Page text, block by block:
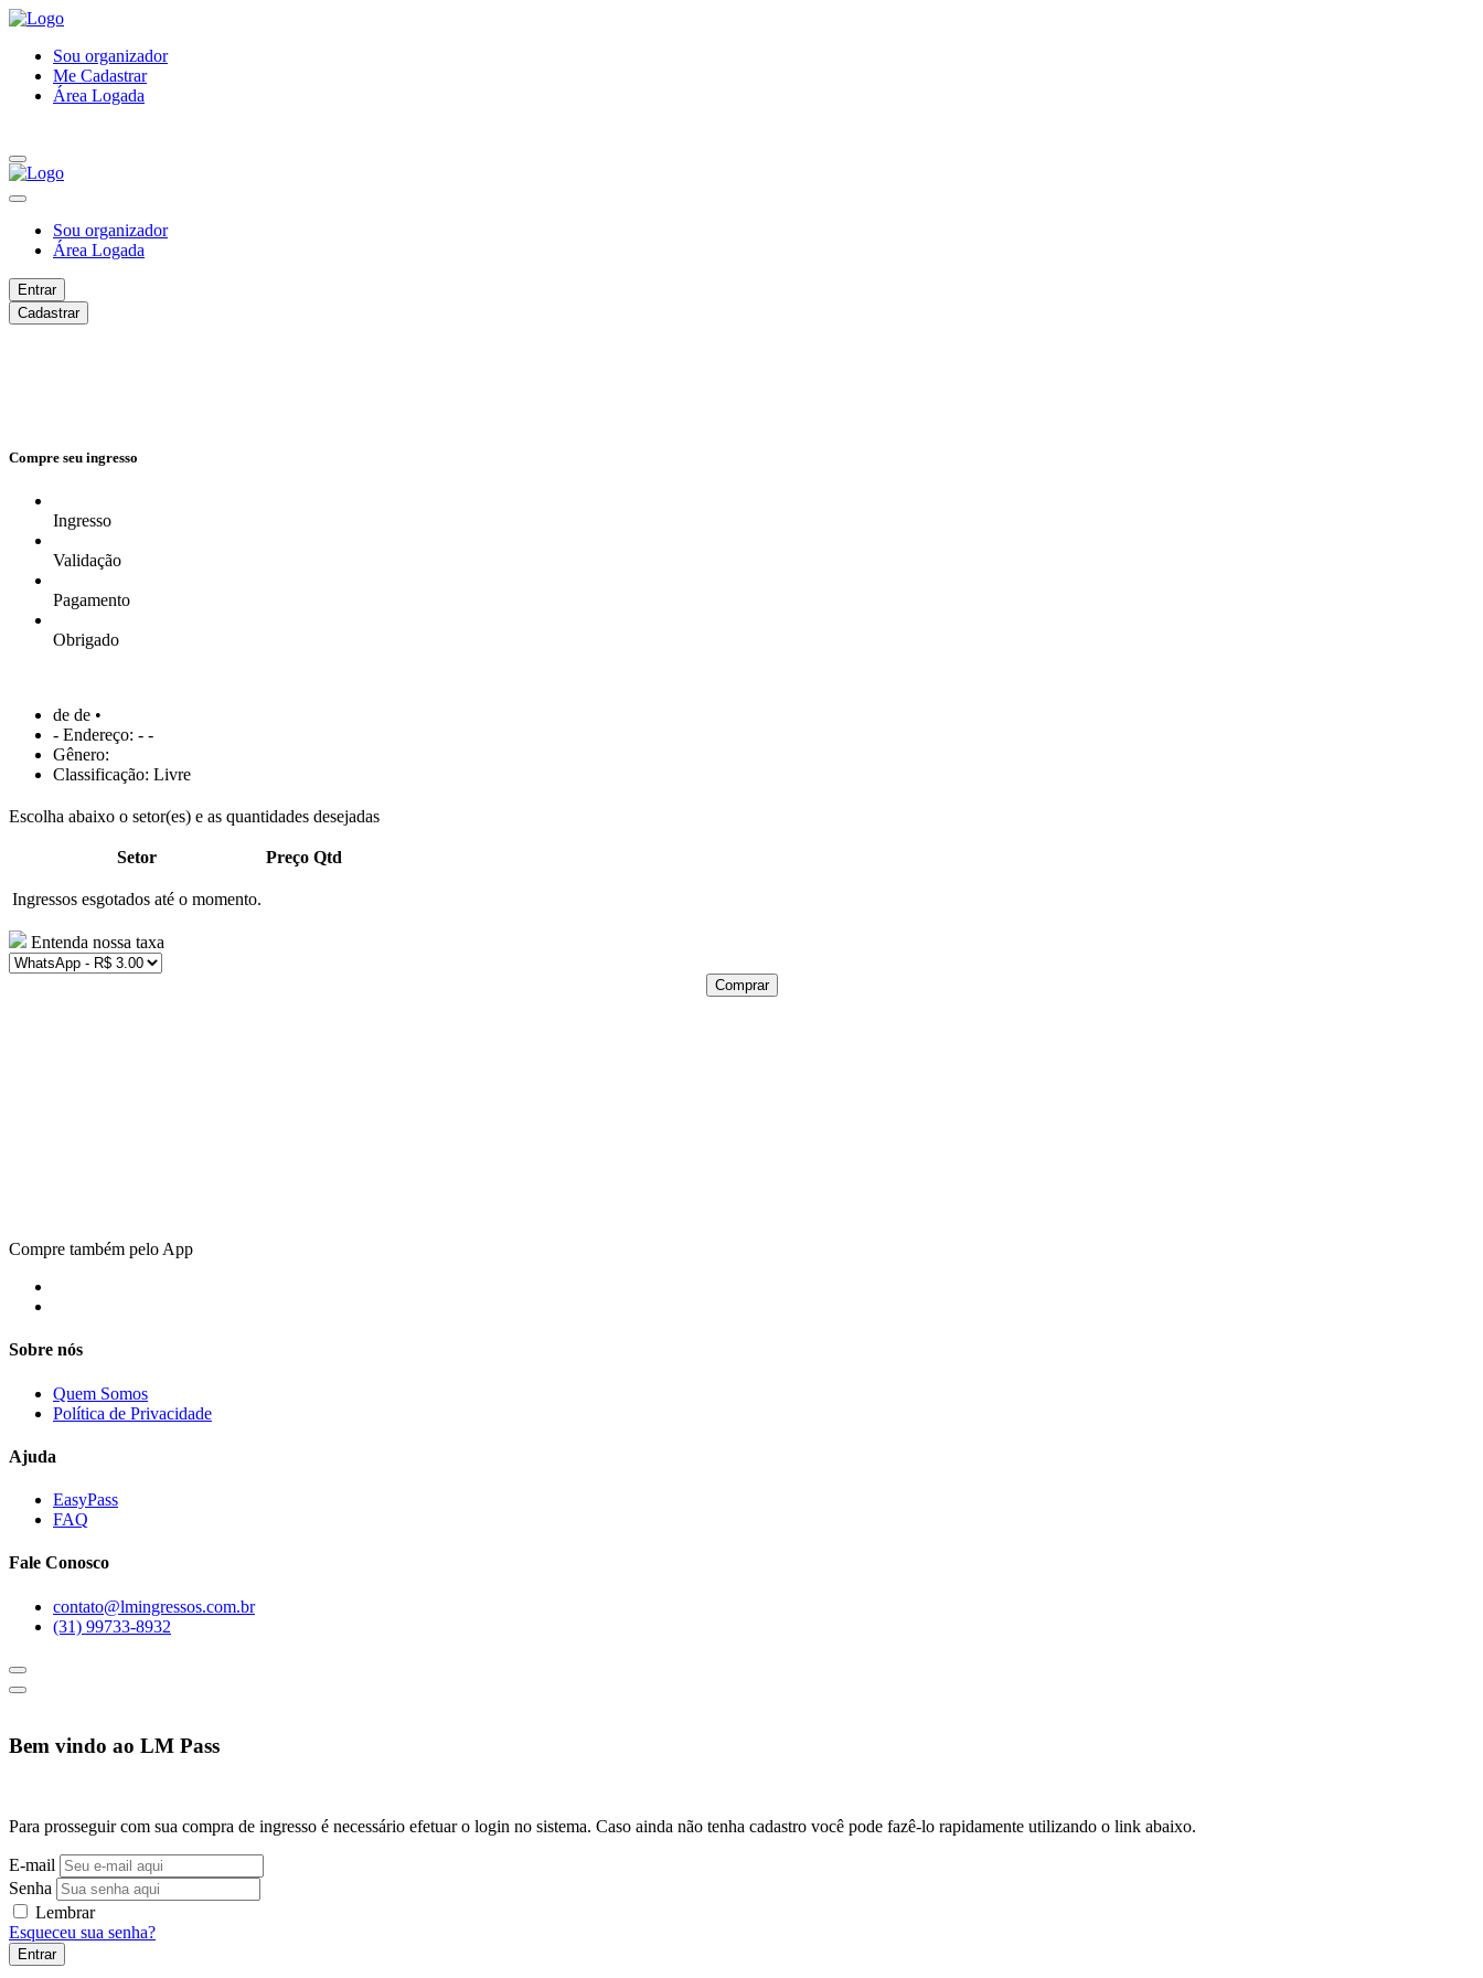
Sou organizador
Me Cadastrar
Área Logada
Sou organizador
Área Logada
Entrar
Cadastrar
Compre seu ingresso
Ingresso
Validação
Pagamento
Obrigado
de de •
- Endereço: - -
Gênero:
Classificação: Livre
Escolha abaixo o setor(es) e as quantidades desejadas
Setor Preço Qtd
Ingressos esgotados até o momento.
Entenda nossa taxa
Comprar
Compre também pelo App
Sobre nós
Quem Somos
Política de Privacidade
Ajuda
EasyPass
FAQ
Fale Conosco
contato@lmingressos.com.br
(31) 99733-8932
Bem vindo ao LM Pass
Para prosseguir com sua compra de ingresso é necessário efetuar o login no sistema. Caso ainda não tenha cadastro você pode fazê-lo rapidamente utilizando o link abaixo.
E-mail
Senha
Lembrar
Esqueceu sua senha?
Entrar